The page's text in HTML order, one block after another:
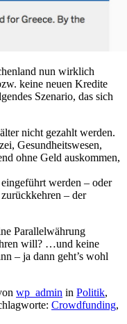
nun wirklich
keine neuen Kredite
Szenario, das sich
nicht gezahlt werden.
Gesundheitswesen,
ohne Geld auskommen,
werden – oder
– der
Parallelwährung
will? …und keine
– ja dann geht’s wohl
wp_admin in Politik,
Crowdfunding,